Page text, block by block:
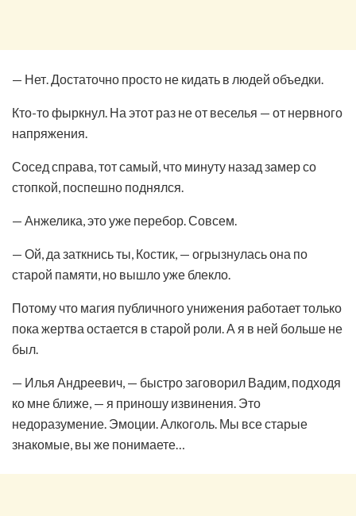
— Нет. Достаточно просто не кидать в людей объедки.
Кто-то фыркнул. На этот раз не от веселья — от нервного
напряжения.
Сосед справа, тот самый, что минуту назад замер со
стопкой, поспешно поднялся.
— Анжелика, это уже перебор. Совсем.
— Ой, да заткнись ты, Костик, — огрызнулась она по
старой памяти, но вышло уже блекло.
Потому что магия публичного унижения работает только
пока жертва остается в старой роли. А я в ней больше не
был.
— Илья Андреевич, — быстро заговорил Вадим, подходя
ко мне ближе, — я приношу извинения. Это
недоразумение. Эмоции. Алкоголь. Мы все старые
знакомые, вы же понимаете…